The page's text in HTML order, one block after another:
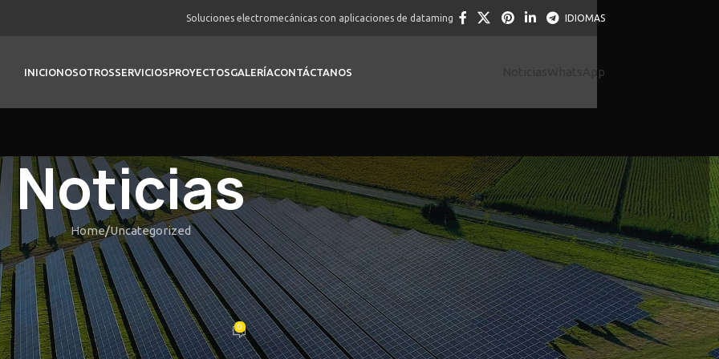
Soluciones electromecánicas con aplicaciones de dataming IDIOMAS
INICIONOSOTROSSERVICIOSPROYECTOSGALERÍACONTÁCTANOS WhatsApp
Noticias
Home Uncategorized
UNCATEGORIZED
à la machine à sous Book Of Ra Deluxe Bingo jeu
비즈스타터, 성공적인 미국 진출의 길라잡이
Posted by vortexOn Febrero 20, 2026 0